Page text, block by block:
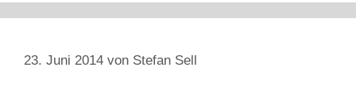
23. Juni 2014 von Stefan Sell